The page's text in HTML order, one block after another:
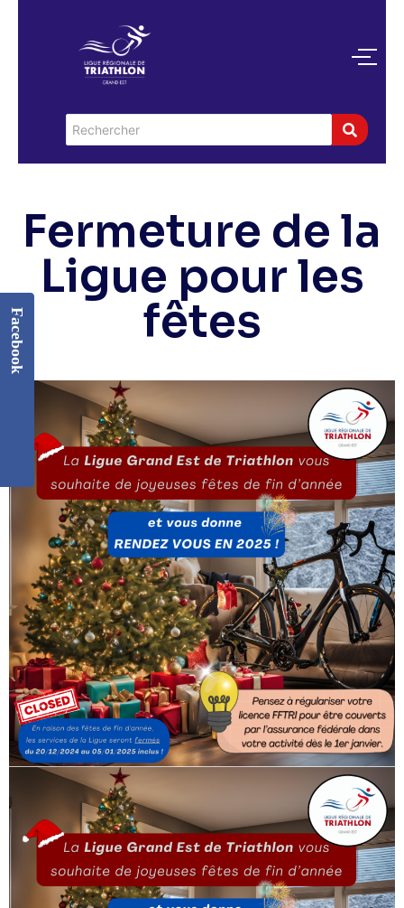
Fermeture de la
Ligue pour les
fêtes
Facebook